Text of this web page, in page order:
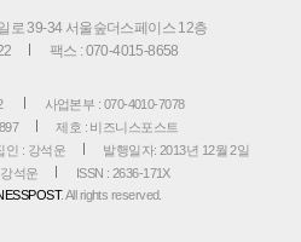
로 39-34 서울숲더스페이스 12층
팩스 : 070-4015-8658
사업본부 : 070-4010-7078
제호 : 비즈니스포스트
인 : 강석운
발행일자: 2013년 12월 2일
석운
ISSN : 2636-171X
. All rights reserved.